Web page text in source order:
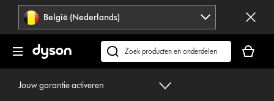
Navigatie
overslaan
België (Nederlands)
Zoek
op
is
Jouw garantie activeren